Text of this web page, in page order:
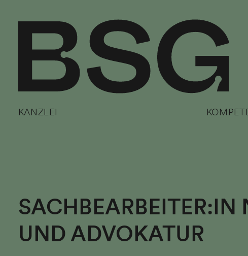
KANZLEI
SACHBEARBEITER:IN
UND ADVOKATUR